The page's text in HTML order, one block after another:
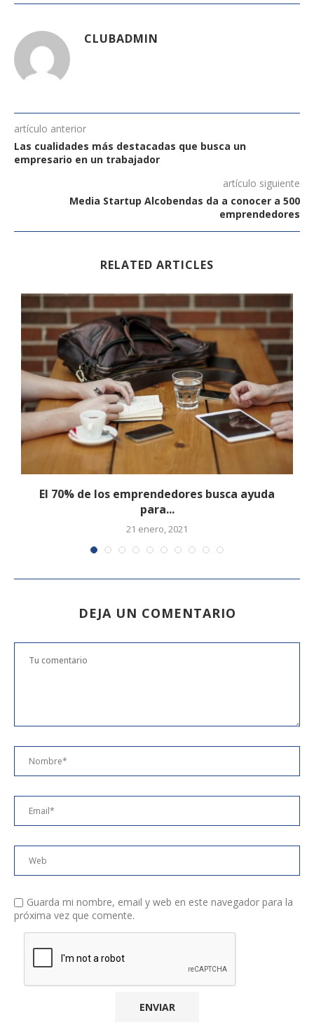
CLUBADMIN
artículo anterior
Las cualidades más destacadas que busca un
empresario en un trabajador
artículo siguiente
Media Startup Alcobendas da a conocer a 500
emprendedores
RELATED ARTICLES
El 70% de los emprendedores busca ayuda
para...
21 enero, 2021
DEJA UN COMENTARIO
Guarda mi nombre, email y web en este navegador para la
próxima vez que comente.